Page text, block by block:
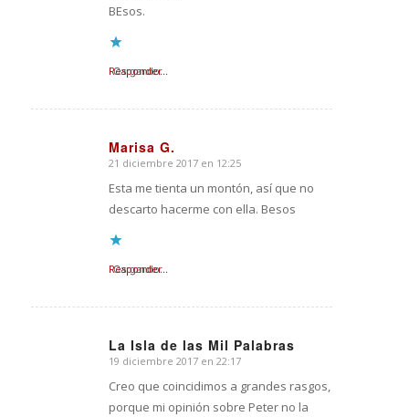
BEsos.
Cargando...
Responder
Marisa G.
Dice:
21 diciembre 2017 en 12:25
Esta me tienta un montón, así que no
descarto hacerme con ella. Besos
Cargando...
Responder
La Isla de las Mil Palabras
Dice:
19 diciembre 2017 en 22:17
Creo que coincidimos a grandes rasgos,
porque mi opinión sobre Peter no la